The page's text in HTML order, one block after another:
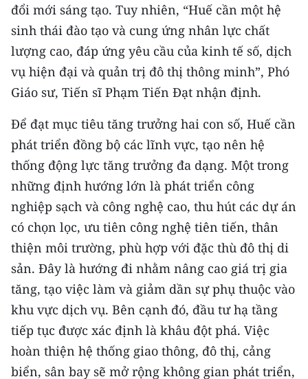
đổi mới sáng tạo. Tuy nhiên, “Huế cần một hệ
sinh thái đào tạo và cung ứng nhân lực chất
lượng cao, đáp ứng yêu cầu của kinh tế số, dịch
vụ hiện đại và quản trị đô thị thông minh”, Phó
Giáo sư, Tiến sĩ Phạm Tiến Đạt nhận định.
Để đạt mục tiêu tăng trưởng hai con số, Huế cần
phát triển đồng bộ các lĩnh vực, tạo nên hệ
thống động lực tăng trưởng đa dạng. Một trong
những định hướng lớn là phát triển công
nghiệp sạch và công nghệ cao, thu hút các dự án
có chọn lọc, ưu tiên công nghệ tiên tiến, thân
thiện môi trường, phù hợp với đặc thù đô thị di
sản. Đây là hướng đi nhằm nâng cao giá trị gia
tăng, tạo việc làm và giảm dần sự phụ thuộc vào
khu vực dịch vụ. Bên cạnh đó, đầu tư hạ tầng
tiếp tục được xác định là khâu đột phá. Việc
hoàn thiện hệ thống giao thông, đô thị, cảng
biển, sân bay sẽ mở rộng không gian phát triển,